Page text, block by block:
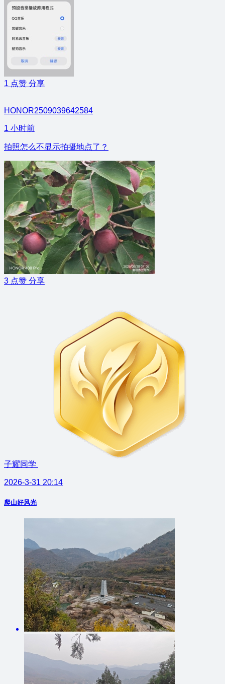
1 点赞 分享
HONOR2509039642584
1 小时前
拍照怎么不显示拍摄地点了？
3 点赞 分享
子耀同学
2026-3-31 20:14
爬山好风光